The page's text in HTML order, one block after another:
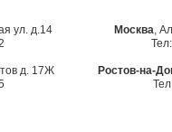
ул. д.14
Москва,
д. 17Ж
Ростов-на-